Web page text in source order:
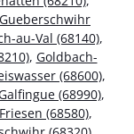
Gueberschwihr
au-Val (68140),
, Goldbach-
(68600),
Galfingue (68990),
Friesen (68580),